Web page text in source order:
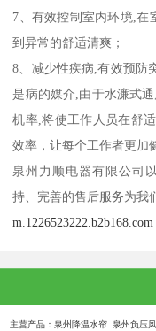
7、有效控制室内环境,在
到异常的舒适清爽；
8、减少性疾病,有效预防
是病的媒介,由于水濂式
机率,将使工作人员在舒
效率，让每个工作者更加
泉州力顺电器有限公司
持、完善的售后服务为我
m.1226523222.b2b168.com
主营产品：泉州降温水帘 泉州负